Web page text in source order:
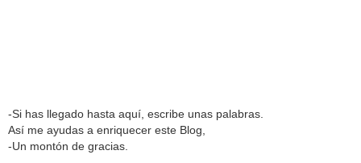
-Si has llegado hasta aquí, escribe unas palabras.
Así me ayudas a enriquecer este Blog,
-Un montón de gracias.